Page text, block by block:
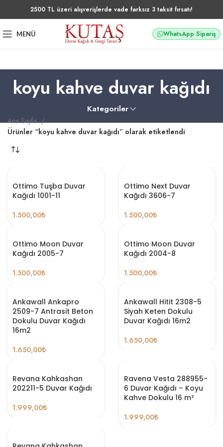
2500 TL üzeri alışverişlerde vade farksız 3 taksit fırsatı!
MENÜ WhatsApp Sipariş
koyu kahve duvar kağıdı
Kategoriler
Ana Sayfa
Ürünler “koyu kahve duvar kağıdı” olarak etiketlendi
Ottimo Tuşba Duvar
Kağıdı 1001-11
1.500,00₺
Ottimo Next Duvar
Kağıdı 3606-7
1.500,00₺
Ottimo Moon Duvar
Kağıdı 2005-7
1.500,00₺
Ottimo Moon Duvar
Kağıdı 2004-8
1.500,00₺
Ankawall Ankapro
2509-7 Antrasit Beton
Dokulu Duvar Kağıdı
16m2
1.650,00₺
Ankawall Hitit 2308-5
Siyah Keten Dokulu
Duvar Kağıdı 16m2
1.650,00₺
Revana Kahkashan
202211-5 Duvar Kağıdı
1.999,00₺
Ravena Vesta 288955-
6 Duvar Kağıdı – Koyu
Kahve Dokulu 16 m²
1.999,00₺